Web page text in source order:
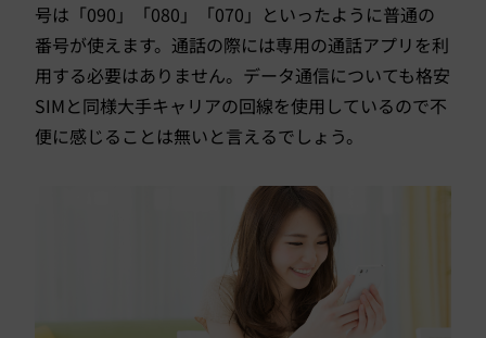
号は「090」「080」「070」といったように普通の
番号が使えます。通話の際には専用の通話アプリを利
用する必要はありません。データ通信についても格安
SIMと同様大手キャリアの回線を使用しているので不
便に感じることは無いと言えるでしょう。